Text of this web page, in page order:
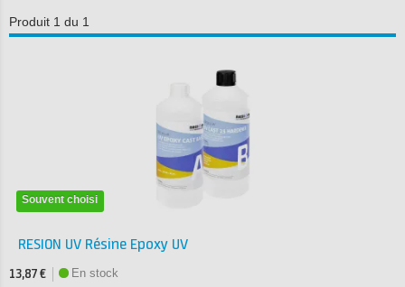
Produit 1 du 1
Souvent choisi
RESION UV Résine Epoxy UV
13,87 €
En stock